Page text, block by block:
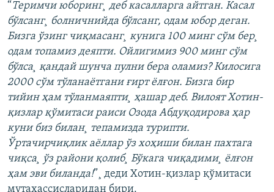
“Теримчи юборинг¸ деб касалларга айтган. Касал
бўлсанг¸ болничнийда бўлсанг, одам юбор деган.
Бизга ўзинг чиқмасанг¸ кунига 100 минг сўм бер¸
одам топaмиз деяпти. Ойлигимиз 900 минг сўм
бўлса¸ қандай шунча пулни бера оламиз? Килосига
2000 сўм тўланаëтгани ғирт ëлғон. Бизга бир
тийин ҳам тўланмаяпти¸ ҳашар деб. Вилоят Хотин-
қизлар қўмитаси раиси Озода Абдуқодирова ҳар
куни биз билан¸ тепамизда турипти.
Ўртачирчиқлик аëллар ўз хоҳиши билан пахтага
чиқса¸ ўз райони қолиб¸ Бўкага чиқадими¸ ëлғон
ҳам эви биланда!”¸ деди Хотин-қизлар қўмитаси
мутахассисларидан бири.